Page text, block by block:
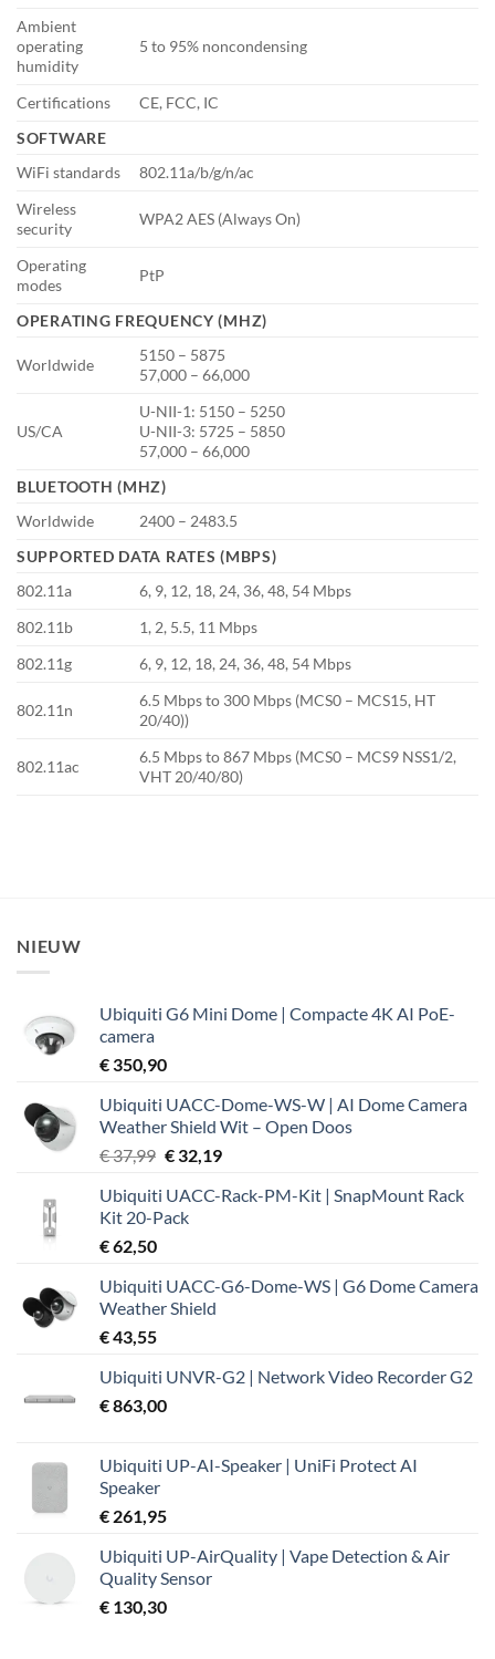
Ambient
operating
humidity
5 to 95% noncondensing
Certifications
CE, FCC, IC
SOFTWARE
WiFi standards
802.11a/b/g/n/ac
Wireless
security
WPA2 AES (Always On)
Operating
modes
PtP
OPERATING FREQUENCY (MHZ)
Worldwide
5150 – 5875
57,000 – 66,000
US/CA
U-NII-1: 5150 – 5250
U-NII-3: 5725 – 5850
57,000 – 66,000
BLUETOOTH (MHZ)
Worldwide
2400 – 2483.5
SUPPORTED DATA RATES (MBPS)
802.11a
6, 9, 12, 18, 24, 36, 48, 54 Mbps
802.11b
1, 2, 5.5, 11 Mbps
802.11g
6, 9, 12, 18, 24, 36, 48, 54 Mbps
802.11n
6.5 Mbps to 300 Mbps (MCS0 – MCS15, HT
20/40))
802.11ac
6.5 Mbps to 867 Mbps (MCS0 – MCS9 NSS1/2,
VHT 20/40/80)
NIEUW
Ubiquiti G6 Mini Dome | Compacte 4K AI PoE-
camera
€ 350,90
Ubiquiti UACC-Dome-WS-W | AI Dome Camera
Weather Shield Wit – Open Doos
€37,99 Oorspronkelijke
was:
€ 37,99.
€32,19Huidige
is:
Ubiquiti UACC-Rack-PM-Kit | SnapMount Rack
Kit 20-Pack
€62,50
Ubiquiti UACC-G6-Dome-WS | G6 Dome Camera
Weather Shield
€43,55
Ubiquiti UNVR-G2 | Network Video Recorder G2
€863,00
Ubiquiti UP-AI-Speaker | UniFi Protect AI
Speaker
€ 261,95
Ubiquiti UP-AirQuality | Vape Detection & Air
Quality Sensor
€ 130,30